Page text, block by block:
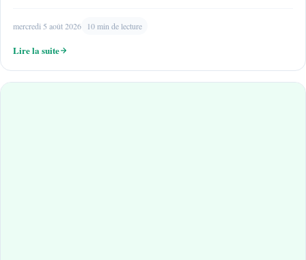
mercredi 5 août 2026 10 min de lecture
Lire la suite